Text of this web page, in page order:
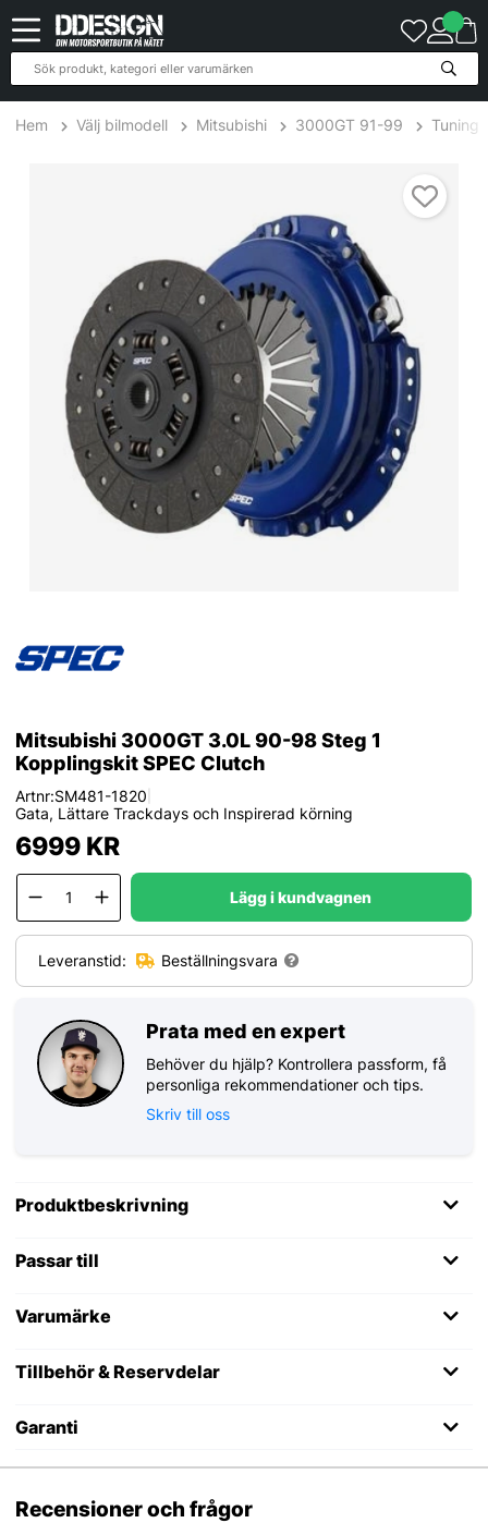
Hem Välj bilmodell Mitsubishi 3000GT 91-99 Tuning
Mitsubishi 3000GT 3.0L 90-98 Steg 1
Kopplingskit SPEC Clutch
Artnr:SM481-1820
Gata, Lättare Trackdays och Inspirerad körning
6999KR
Lägg i kundvagnen
Leveranstid: Beställningsvara
Prata med en expert
Behöver du hjälp? Kontrollera passform, få
personliga rekommendationer och tips.
Skriv till oss
Produktbeskrivning
Passar till
Varumärke
Tillbehör & Reservdelar
Garanti
Recensioner och frågor